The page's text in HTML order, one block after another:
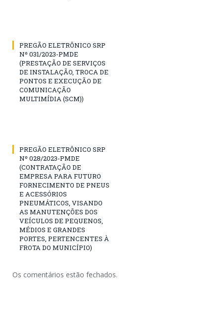
PREGÃO ELETRÔNICO SRP
Nº 031/2023-PMDE
(PRESTAÇÃO DE SERVIÇOS
DE INSTALAÇÃO, TROCA DE
PONTOS E EXECUÇÃO DE
COMUNICAÇÃO
MULTIMÍDIA (SCM))
PREGÃO ELETRÔNICO SRP
Nº 028/2023-PMDE
(CONTRATAÇÃO DE
EMPRESA PARA FUTURO
FORNECIMENTO DE PNEUS
E ACESSÓRIOS
PNEUMÁTICOS, VISANDO
AS MANUTENÇÕES DOS
VEÍCULOS DE PEQUENOS,
MÉDIOS E GRANDES
PORTES, PERTENCENTES À
FROTA DO MUNICÍPIO)
Os comentários estão fechados.